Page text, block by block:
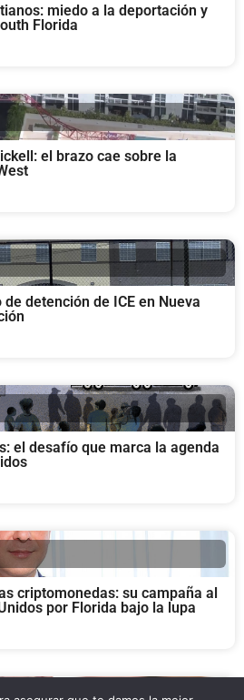
miedo a la deportación y
Florida
el brazo cae sobre la
detención de ICE en Nueva
el desafío que marca la agenda
criptomonedas: su campaña al
por Florida bajo la lupa